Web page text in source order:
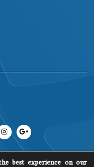
best experience on our